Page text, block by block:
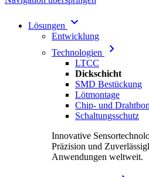
Lösungen
Entwicklung
Technologien
LTCC
Dickschicht
SMD Bestückung
Lötmontage
Chip- und
Schaltungsschutz
Innovative
Präzision und
Anwendungen weltweit.